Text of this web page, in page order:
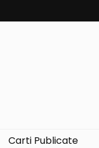
Carti Publicate